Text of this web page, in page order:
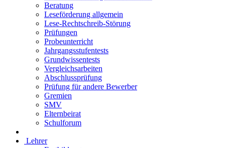
Beratung
Leseförderung allgemein
Lese-Rechtschreib-Störung
Prüfungen
Probeunterricht
Jahrgangsstufentests
Grundwissentests
Vergleichsarbeiten
Abschlussprüfung
Prüfung für andere Bewerber
Gremien
SMV
Elternbeirat
Schulforum
Lehrer